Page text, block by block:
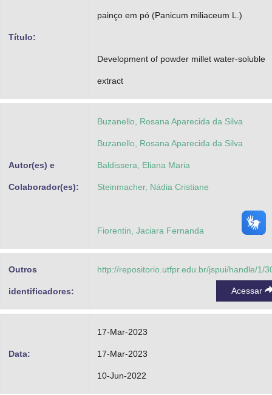
Título:
painço em pó (Panicum miliaceum L.)
Development of powder millet water-soluble
extract
Autor(es) e
Colaborador(es):
Buzanello, Rosana Aparecida da Silva
Buzanello, Rosana Aparecida da Silva
Baldissera, Eliana Maria
Steinmacher, Nádia Cristiane
Fiorentin, Jaciara Fernanda
Outros
identificadores:
http://repositorio.utfpr.edu.br/jspui/handle/1/
Acessar
Data:
17-Mar-2023
17-Mar-2023
10-Jun-2022